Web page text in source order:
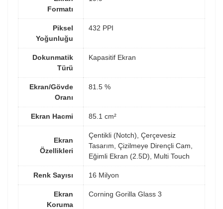
Formatı
Piksel
Yoğunluğu
432 PPI
Dokunmatik
Türü
Kapasitif Ekran
Ekran/Gövde
Oranı
81.5 %
Ekran Hacmi 85.1 cm²
Ekran
Özellikleri
Çentikli (Notch), Çerçevesiz
Tasarım, Çizilmeye Dirençli Cam,
Eğimli Ekran (2.5D), Multi Touch
Renk Sayısı 16 Milyon
Ekran
Koruma
Corning Gorilla Glass 3